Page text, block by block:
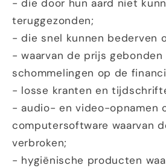
- die door hun aard niet
teruggezonden;
- die snel kunnen bederven
- waarvan de prijs gebonden
schommelingen op de
- losse kranten en
- audio- en video-opnamen
computersoftware waarvan
verbroken;
- hygiënische producten